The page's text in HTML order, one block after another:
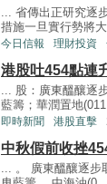
... 省傳出正研究逐
措施一旦實行勢將
今日信報 理財投資
港股吐454點連
... 股：廣東醞釀逐
藍籌；華潤置地
即時新聞 港股直擊
中秋假前收挫
... 。 廣東醞釀逐步